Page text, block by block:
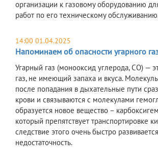
организации к газовому оборудованию
работ по его техническому
14:00 01.04.2025
Напоминаем об опасности угарного
Угарный газ (монооксид углерода, СО) —
газ, не имеющий запаха и вкуса.
после попадания в дыхательные пути
крови и связываются с молекулами
образуется новое вещество –
который препятствует транспортировке
следствие этого очень быстро
недостаточность.